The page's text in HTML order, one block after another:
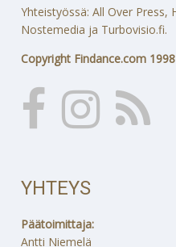
Yhteistyössä: All Over Press,
Nostemedia ja Turbovisio.fi.
Copyright Findance.com
YHTEYS
Päätoimittaja:
Antti Niemelä